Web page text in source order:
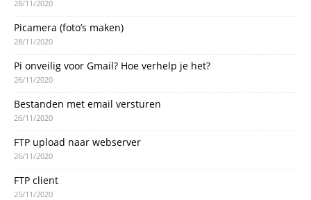
28/11/2020
Picamera (foto’s maken)
28/11/2020
Pi onveilig voor Gmail? Hoe verhelp je het?
26/11/2020
Bestanden met email versturen
26/11/2020
FTP upload naar webserver
26/11/2020
FTP client
25/11/2020